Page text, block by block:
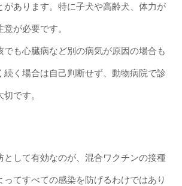
があります。特に子犬や高齢犬、体力が
が必要です。
でも心臓病など別の病気が原因の場合も
続く場合は自己判断せず、動物病院で診
です。
として有効なのが、混合ワクチンの接種
ってすべての感染を防げるわけではあり